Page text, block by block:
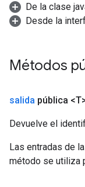
De la clase
Desde la
Métodos
salida pública
Devuelve el
Las entradas de
método se utiliza